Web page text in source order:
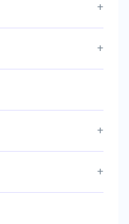
+
+
+
+